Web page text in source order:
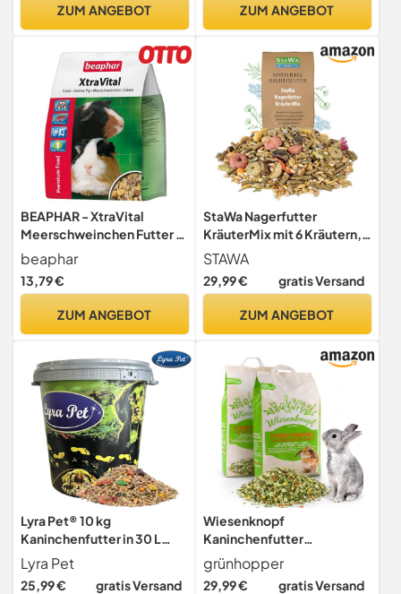
ZUM ANGEBOT ZUM ANGEBOT
BEAPHAR - XtraVital
Meerschweinchen Futter -
Für Nager Und Kleinsäuger -
Mit Alfalfa, Extra Vitamin C
- Gesundheitsförderung,
beaphar
13,79 €
ZUM ANGEBOT
StaWa Nagerfutter
KräuterMix mit 6 Kräutern,
ohne Gentechnik, 25 kg
STAWA
29,99 € gratis Versand
ZUM ANGEBOT
Lyra Pet® 10 kg
Kaninchenfutter in 30 L
Tonne Alleinfutter
Kaninchen
Lyra Pet
25,99 € gratis Versand
Wiesenknopf
Kaninchenfutter
Strukturmüsli 15kg
grünhopper
29,99 € gratis Versand